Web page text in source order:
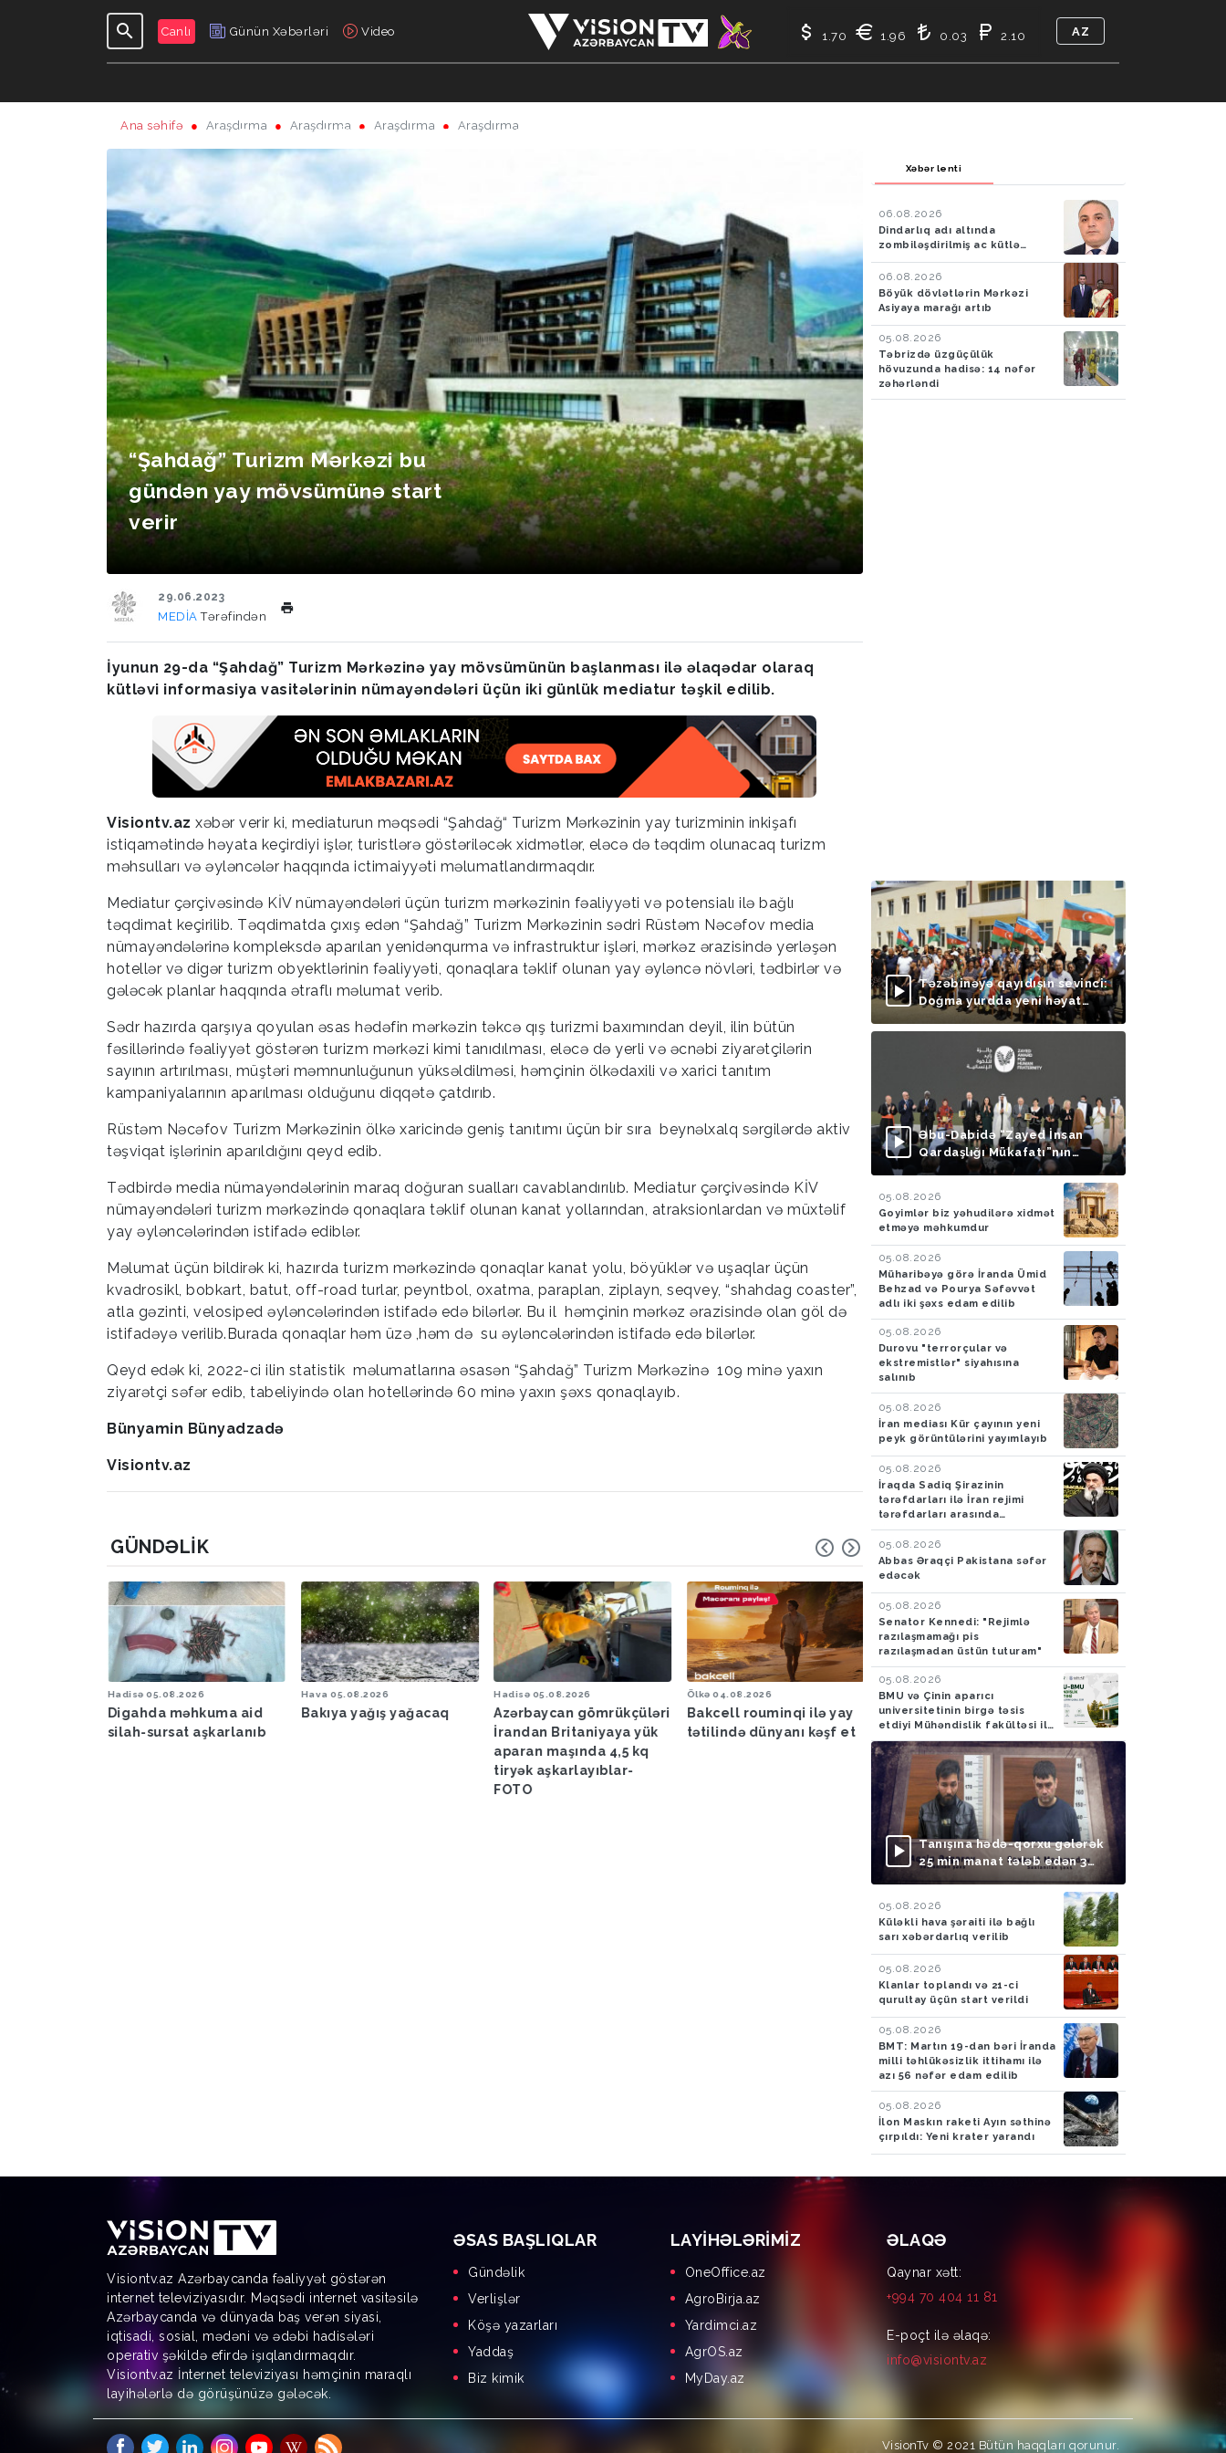
Canlı Günün Xəbərləri Video
GÜNDƏLIK VERILIŞLƏR ANALİTİKA YAZARLAR
1.70 1.96 0.03 2.10 AZ
Ana səhifə Araşdırma Araşdırma Araşdırma Araşdırma
“Şahdağ” Turizm Mərkəzi bu
gündən yay mövsümünə start
verir
29.06.2023
MEDİATərəfindən
İyunun 29-da “Şahdağ” Turizm Mərkəzinə yay mövsümünün başlanması ilə əlaqədar olaraq
kütləvi informasiya vasitələrinin nümayəndələri üçün iki günlük mediatur təşkil edilib.
Visiontv.az xəbər verir ki, mediaturun məqsədi “Şahdağ“ Turizm Mərkəzinin yay turizminin inkişafı
istiqamətində həyata keçirdiyi işlər, turistlərə göstəriləcək xidmətlər, eləcə də təqdim olunacaq turizm
məhsulları və əyləncələr haqqında ictimaiyyəti məlumatlandırmaqdır.
Mediatur çərçivəsində KİV nümayəndələri üçün turizm mərkəzinin fəaliyyəti və potensialı ilə bağlı
təqdimat keçirilib. Təqdimatda çıxış edən “Şahdağ” Turizm Mərkəzinin sədri Rüstəm Nəcəfov media
nümayəndələrinə kompleksdə aparılan yenidənqurma və infrastruktur işləri, mərkəz ərazisində yerləşən
hotellər və digər turizm obyektlərinin fəaliyyəti, qonaqlara təklif olunan yay əyləncə növləri, tədbirlər və
gələcək planlar haqqında ətraflı məlumat verib.
Sədr hazırda qarşıya qoyulan əsas hədəfin mərkəzin təkcə qış turizmi baxımından deyil, ilin bütün
fəsillərində fəaliyyət göstərən turizm mərkəzi kimi tanıdılması, eləcə də yerli və əcnəbi ziyarətçilərin
sayının artırılması, müştəri məmnunluğunun yüksəldilməsi, həmçinin ölkədaxili və xarici tanıtım
kampaniyalarının aparılması olduğunu diqqətə çatdırıb.
Rüstəm Nəcəfov Turizm Mərkəzinin ölkə xaricində geniş tanıtımı üçün bir sıra beynəlxalq sərgilərdə aktiv
təşviqat işlərinin aparıldığını qeyd edib.
Tədbirdə media nümayəndələrinin maraq doğuran sualları cavablandırılıb. Mediatur çərçivəsində KİV
nümayəndələri turizm mərkəzində qonaqlara təklif olunan kanat yollarından, atraksionlardan və müxtəlif
yay əyləncələrindən istifadə ediblər.
Məlumat üçün bildirək ki, hazırda turizm mərkəzində qonaqlar kanat yolu, böyüklər və uşaqlar üçün
kvadrosikl, bobkart, batut, off-road turlar, peyntbol, oxatma, paraplan, ziplayn, seqvey, “shahdag coaster”,
atla gəzinti, velosiped əyləncələrindən istifadə edə bilərlər. Bu il həmçinin mərkəz ərazisində olan göl də
istifadəyə verilib.Burada qonaqlar həm üzə ,həm də su əyləncələrindən istifadə edə bilərlər.
Qeyd edək ki, 2022-ci ilin statistik məlumatlarına əsasən “Şahdağ” Turizm Mərkəzinə 109 minə yaxın
ziyarətçi səfər edib, tabeliyində olan hotellərində 60 minə yaxın şəxs qonaqlayıb.
Bünyamin Bünyadzadə
Visiontv.az
GÜNDƏLIK
məhkuma aid
sursat aşkarlanıb
Hava
Bakıya yağış yağacaq
Hadisə
Azərbaycan gömrükçüləri
İrandan Britaniyaya yük
aparan maşında 4,5 kq
tiryək aşkarlayıblar-
Ölkə
Bakcell rouminqi ilə yay
tətilində dünyanı kəşf et
Hadisə
FHN: Bu il qeyri-çimərlik
ərazilərdə suda batan 40
nəfərin meyiti tapılıb, 55
nəfər xilas edilib
Hadisə
Azad edilmiş ərazilərdə
ötən ay 788 mina, 2106
PHS aşkarlanıb
Xəbər lenti
06.08.2026
Dindarlıq adı altında
zombiləşdirilmiş ac kütlə…
06.08.2026
Böyük dövlətlərin Mərkəzi
Asiyaya marağı artıb
05.08.2026
Təbrizdə üzgüçülük
hövuzunda hadisə: 14 nəfər
zəhərləndi
Təzəbinəyə qayıdışın sevinci:
Doğma yurdda yeni həyat
başlayır
Əbu-Dabidə “Zayed İnsan
Qardaşlığı Mükafatı”nın
təqdimolunma mərasimi
05.08.2026
Goyimlər biz yəhudilərə xidmət
etməyə məhkumdur
05.08.2026
Müharibəyə görə İranda Ümid
Behzad və Pourya Səfəvvət
adlı iki şəxs edam edilib
05.08.2026
Durovu "terrorçular və
ekstremistlər" siyahısına
salınıb
05.08.2026
İran mediası Kür çayının yeni
peyk görüntülərini yayımlayıb
05.08.2026
İraqda Sadiq Şirazinin
tərəfdarları ilə İran rejimi
tərəfdarları arasında
toqquşma yaşanıb
05.08.2026
Abbas Əraqçi Pakistana səfər
edəcək
05.08.2026
Senator Kennedi: "Rejimlə
razılaşmamağı pis
razılaşmadan üstün tuturam"
05.08.2026
BMU və Çinin aparıcı
universitetinin birgə təsis
etdiyi Mühəndislik fakültəsi ilk
tələbələrini qəbul edir
Tanışına hədə-qorxu gələrək
25 min manat tələb edən 3
nəfər saxlanılıb
05.08.2026
Küləkli hava şəraiti ilə bağlı
sarı xəbərdarlıq verilib
05.08.2026
Klanlar toplandı və 21-ci
qurultay üçün start verildi
05.08.2026
BMT: Martın 19-dan bəri İranda
milli təhlükəsizlik ittihamı ilə
azı 56 nəfər edam edilib
05.08.2026
İlon Maskın raketi Ayın səthinə
çırpıldı: Yeni krater yarandı
Visiontv.az Azərbaycanda fəaliyyət göstərən
internet televiziyasıdır. Məqsədi internet vasitəsilə
Azərbaycanda və dünyada baş verən siyasi,
iqtisadi, sosial, mədəni və ədəbi hadisələri
operativ şəkildə efirdə işıqlandırmaqdır.
Visiontv.az İnternet televiziyası həmçinin maraqlı
layihələrlə də görüşünüzə gələcək.
ƏSAS BAŞLIQLAR
Gündəlik
Verlişlər
Köşə yazarları
Yaddaş
Biz kimik
LAYIHƏLƏRIMIZ
OneOffice.az
AgroBirja.az
Yardimci.az
AgrOS.az
MyDay.az
ƏLAQƏ
Qaynar xətt:
+994 70 404 11 81
E-poçt ilə əlaqə:
info@visiontv.az
VisionTv © 2021 Bütün haqqları qorunur.